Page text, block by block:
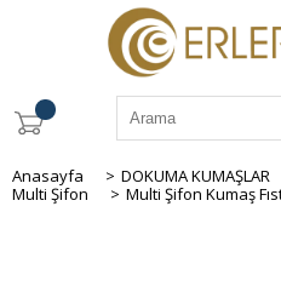
Anasayfa > DOKUMA KUMAŞLAR
Multi Şifon
> Multi Şifon Kumaş